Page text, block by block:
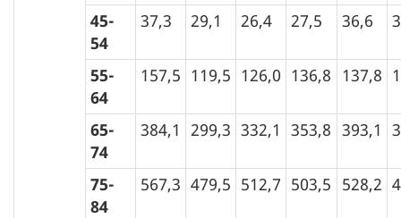
45-
54
37,3 29,1 26,4 27,5 36,6
55-
64
157,5 119,5 126,0 136,8 137,8
65-
74
384,1 299,3 332,1 353,8 393,1
75-
84
567,3 479,5 512,7 503,5 528,2